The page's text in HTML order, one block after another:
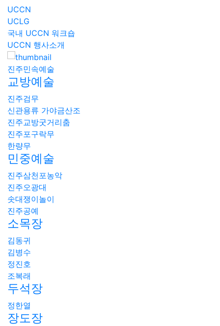
UCCN
UCLG
국내 UCCN 워크숍
UCCN 행사소개
진주민속예술
교방예술
진주검무
신관용류 가야금산조
진주교방굿거리춤
진주포구락무
한량무
민중예술
진주삼천포농악
진주오광대
솟대쟁이놀이
진주공예
소목장
김동귀
김병수
정진호
조복래
두석장
정한열
장도장